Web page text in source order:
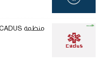
منظمة CADUS تعلن عن حاجتها لوظائف شاغرة